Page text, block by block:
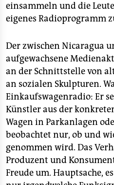
einsammeln und die
eigenes Radioprogramm
Der zwischen Nicaragua
aufgewachsene
an der Schnittstelle von
an sozialen Skulpturen.
Einkaufswagenradio: Er
Künstler aus der
Wagen in Parkanlagen
beobachtet nur, ob und
genommen wird. Das
Produzent und
Freude um. Hauptsache,